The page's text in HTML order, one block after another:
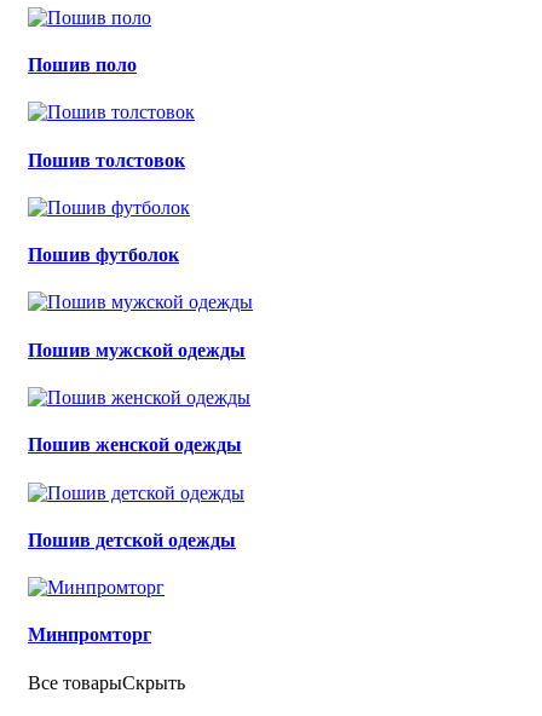
Пошив поло
Пошив толстовок
Пошив футболок
Пошив мужской одежды
Пошив женской одежды
Пошив детской одежды
Минпромторг
Все товарыСкрыть